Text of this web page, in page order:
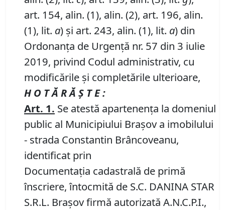
art. 154, alin. (1), alin. (2), art. 196, alin.
(1), lit. a) și art. 243, alin. (1), lit. a) din
Ordonanța de Urgență nr. 57 din 3 iulie
2019, privind Codul administrativ, cu
modificările și completările ulterioare,
H O T Ă R Ă Ş T E :
Art. 1. Se atestă apartenenţa la domeniul
public al Municipiului Braşov a imobilului
- strada Constantin Brâncoveanu,
identificat prin
Documentația cadastrală de primă
înscriere, întocmită de S.C. DANINA STAR
S.R.L. Brașov firmă autorizată A.N.C.P.I.,